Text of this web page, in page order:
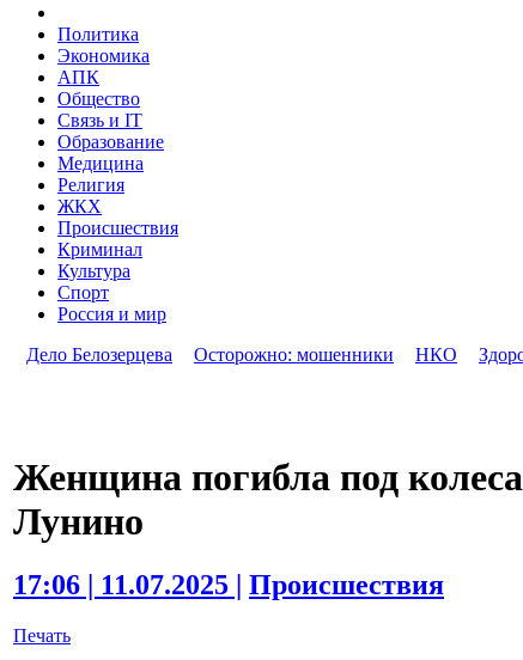
Политика
Экономика
АПК
Общество
Связь и IT
Образование
Медицина
Религия
ЖКХ
Происшествия
Криминал
Культура
Спорт
Россия и мир
Дело Белозерцева
Осторожно: мошенники НКО
Женщина погибла под
Лунино
17:06 | 11.07.2025 | Происшествия
Печать